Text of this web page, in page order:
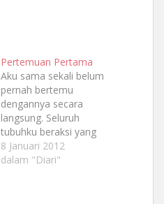
Pertemuan Pertama
Aku sama sekali belum
pernah bertemu
dengannya secara
langsung. Seluruh
tubuhku beraksi yang
membuat perutku
terasa kram, dadaku
8 Januari 2012
dalam "Diari"